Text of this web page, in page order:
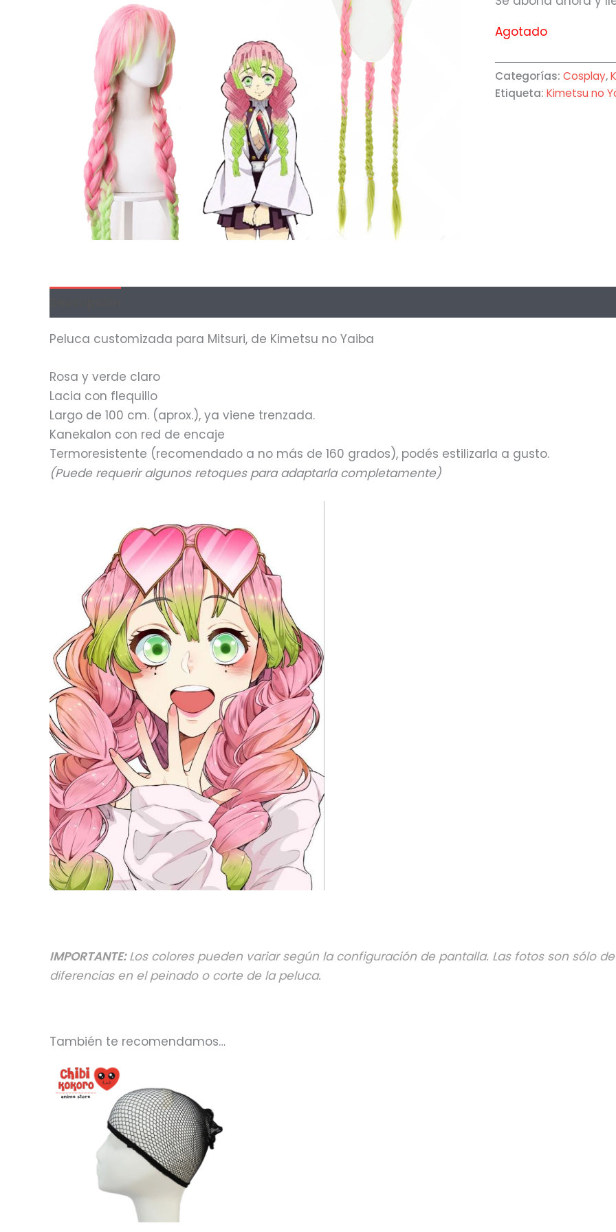
Agotado
Categorías: Cosplay,
Etiqueta: Kimetsu no
Peluca customizada para Mitsuri, de Kimetsu no Yaiba
Rosa y verde claro
Lacia con flequillo
Largo de 100 cm. (aprox.), ya viene trenzada.
Kanekalon con red de encaje
Termoresistente (recomendado a no más de 160 grados), podés estilizarla a gusto.
(Puede requerir algunos retoques para adaptarla completamente)
IMPORTANTE: Los colores pueden variar según la configuración de pantalla. Las fotos son sólo
diferencias en el peinado o corte de la peluca.
También te recomendamos…